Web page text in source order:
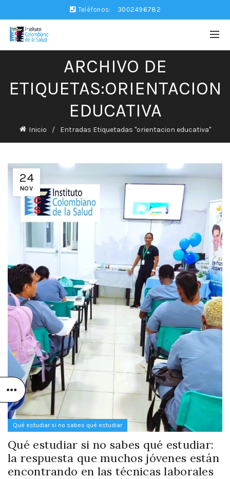
Teléfonos: 3002496782
ARCHIVO DE
ETIQUETAS:ORIENTACION
EDUCATIVA
Inicio Entradas Etiquetadas "orientacion educativa"
24
NOV
Qué estudiar si no sabes qué estudiar
Qué estudiar si no sabes qué estudiar:
la respuesta que muchos jóvenes están
encontrando en las técnicas laborales